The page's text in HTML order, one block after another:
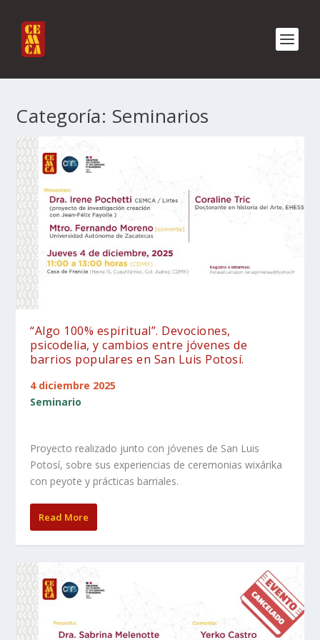
Categoría: Seminarios
“Algo 100% espiritual”. Devociones,
psicodelia, y cambios entre jóvenes de
barrios populares en San Luis Potosí.
4 diciembre 2025
Seminario
Proyecto realizado junto con jóvenes de San Luis
Potosí, sobre sus experiencias de ceremonias wixárika
con peyote y prácticas barriales.
Read More